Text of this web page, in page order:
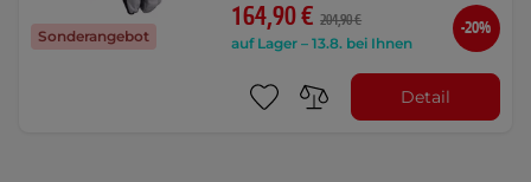
Sonderangebot
164,90 € 204,90 €
auf Lager – 13.8. bei Ihnen
-20%
Detail